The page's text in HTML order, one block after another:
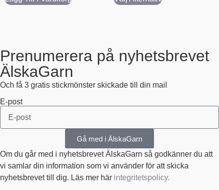
Prenumerera på nyhetsbrevet
ÄlskaGarn
Och få 3 gratis stickmönster skickade till din mail
E-post
Gå med i ÄlskaGarn
Om du går med i nyhetsbrevet ÄlskaGarn så godkänner du att
vi samlar din information som vi använder för att skicka
nyhetsbrevet till dig. Läs mer här integritetspolicy.